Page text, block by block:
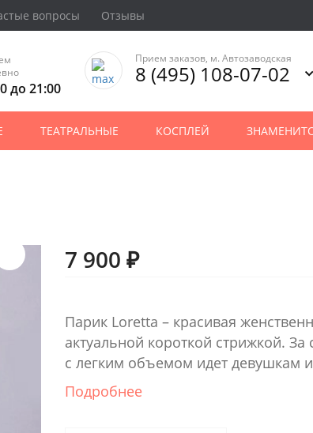
вопросы Отзывы
до 21:00
Прием заказов, м. Автозаводская
8 (495) 108-07-02
ТЕАТРАЛЬНЫЕ КОСПЛЕЙ
7 900 ₽
Парик Loretta – красивая
актуальной короткой стрижкой.
с легким объемом идет девушкам
Подробнее